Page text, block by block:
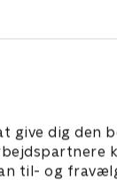
dig den
til- og
en